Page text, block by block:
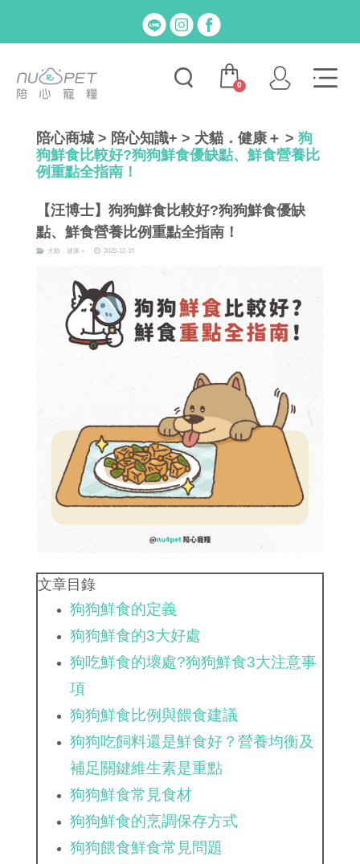
0
陪心商城 > 陪心知識+ > 犬貓．健康＋ > 狗
狗鮮食比較好?狗狗鮮食優缺點、鮮食營養比
例重點全指南！
【汪博士】 狗狗鮮食比較好?狗狗鮮食優缺
點、鮮食營養比例重點全指南！
犬貓．健康＋ 2025-12-15
文章目錄
狗狗鮮食的定義
狗狗鮮食的3大好處
狗吃鮮食的壞處?狗狗鮮食3大注意事
項
狗狗鮮食比例與餵食建議
狗狗吃飼料還是鮮食好？營養均衡及
補足關鍵維生素是重點
狗狗鮮食常見食材
狗狗鮮食的烹調保存方式
狗狗餵食鮮食常見問題